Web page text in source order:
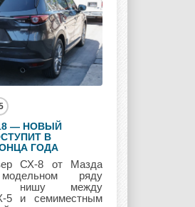
Opel
Rolls Royce
— НОВЫЙ
В
ГОДА
СХ-8 от Мазда
ряду
нишу между
5 и семиместным